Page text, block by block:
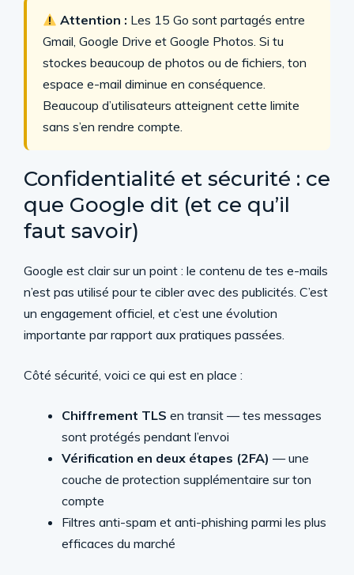
Attention : Les 15 Go sont partagés entre
Gmail, Google Drive et Google Photos. Si tu
stockes beaucoup de photos ou de fichiers, ton
espace e-mail diminue en conséquence.
Beaucoup d’utilisateurs atteignent cette limite
sans s’en rendre compte.
Confidentialité et sécurité : ce
que Google dit (et ce qu’il
faut savoir)
Google est clair sur un point : le contenu de tes e-mails
n’est pas utilisé pour te cibler avec des publicités. C’est
un engagement officiel, et c’est une évolution
importante par rapport aux pratiques passées.
Côté sécurité, voici ce qui est en place :
Chiffrement TLS en transit — tes messages
sont protégés pendant l’envoi
Vérification en deux étapes (2FA) — une
couche de protection supplémentaire sur ton
compte
Filtres anti-spam et anti-phishing parmi les plus
efficaces du marché